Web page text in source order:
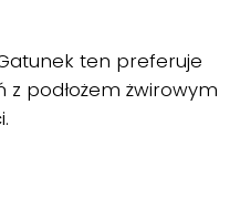
ten preferuje
z podłożem żwirowym